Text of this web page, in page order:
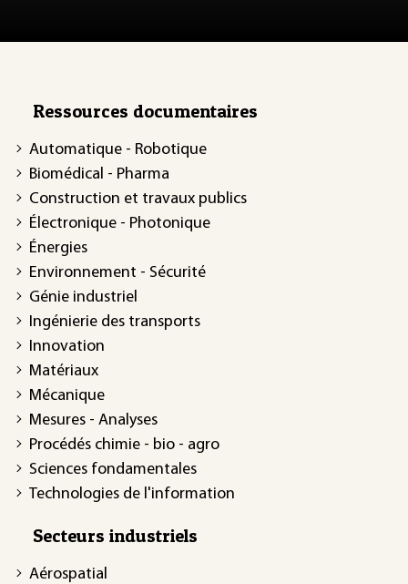
Ressources documentaires
Automatique - Robotique
Biomédical - Pharma
Construction et travaux publics
Électronique - Photonique
Énergies
Environnement - Sécurité
Génie industriel
Ingénierie des transports
Innovation
Matériaux
Mécanique
Mesures - Analyses
Procédés chimie - bio - agro
Sciences fondamentales
Technologies de l'information
Secteurs industriels
Aérospatial